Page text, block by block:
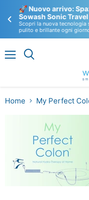
🚀 Nuovo arrivo:
Sowash Sonic Travel
Scopri la nuova tecnologia
pulito e brillante ogni giorno
Home My Perfect